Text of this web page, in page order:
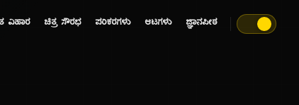
ವಿಹಾರ ಚಿತ್ರ ಸೌರಭ ಪರಿಕರಗಳು ಆಟಗಳು ಜ್ಞಾನಪೀಠ